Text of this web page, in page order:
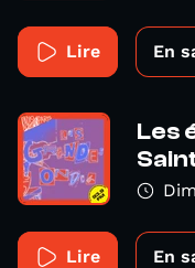
Lire En
Les
Lire En